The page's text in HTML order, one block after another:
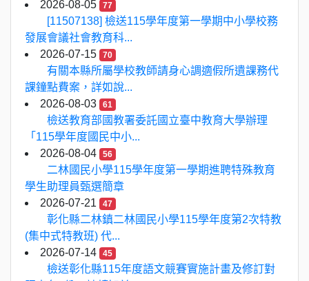
2026-08-05
77
[11507138] 檢送115學年度第一學期中小學校務
發展會議社會教育科...
2026-07-15
70
有關本縣所屬學校教師請身心調適假所遺課務代
課鐘點費案，詳如說...
2026-08-03
61
檢送教育部國教署委託國立臺中教育大學辦理
「115學年度國民中小...
2026-08-04
56
二林國民小學115學年度第一學期進聘特殊教育
學生助理員甄選簡章
2026-07-21
47
彰化縣二林鎮二林國民小學115學年度第2次特教
(集中式特教班) 代...
2026-07-14
45
檢送彰化縣115年度語文競賽實施計畫及修訂對